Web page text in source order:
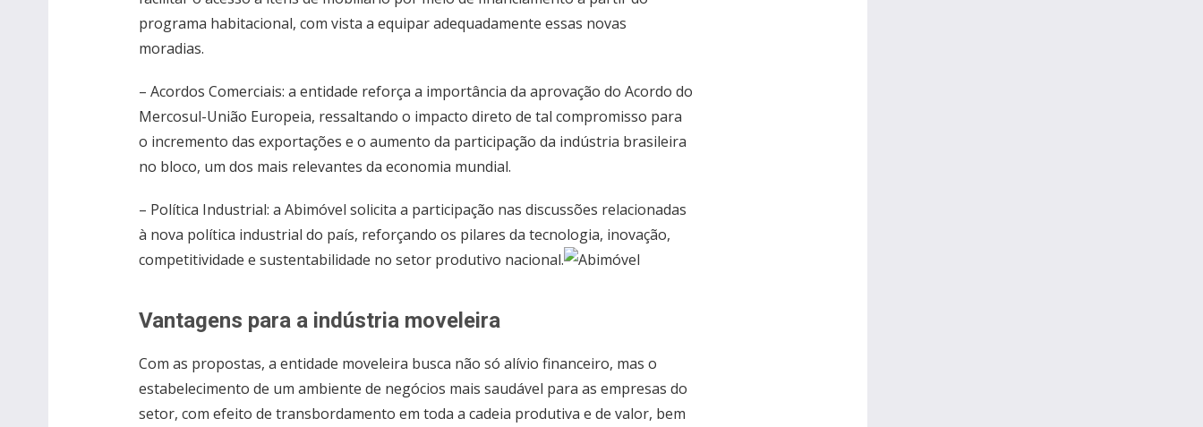
programa habitacional, com vista a equipar adequadamente essas novas
moradias.
– Acordos Comerciais: a entidade reforça a importância da aprovação do Acordo do
Mercosul-União Europeia, ressaltando o impacto direto de tal compromisso para
o incremento das exportações e o aumento da participação da indústria brasileira
no bloco, um dos mais relevantes da economia mundial.
– Política Industrial: a Abimóvel solicita a participação nas discussões relacionadas
à nova política industrial do país, reforçando os pilares da tecnologia, inovação,
competitividade e sustentabilidade no setor produtivo nacional.
Vantagens para a indústria moveleira
Com as propostas, a entidade moveleira busca não só alívio financeiro, mas o
estabelecimento de um ambiente de negócios mais saudável para as empresas do
setor, com efeito de transbordamento em toda a cadeia produtiva e de valor, bem